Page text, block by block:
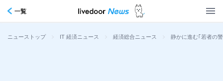
一覧
ニューストップ > IT 経済ニュース > 経済総合ニュース > 静かに進む｢若者の